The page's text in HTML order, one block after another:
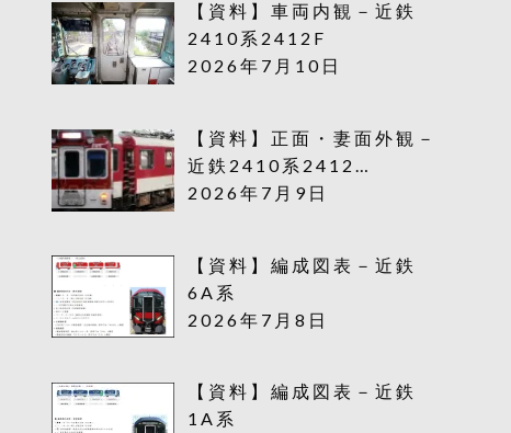
【資料】車両内観－近鉄
2410系2412F
2026年7月10日
【資料】正面・妻面外観－
近鉄2410系2412…
2026年7月9日
【資料】編成図表－近鉄
6A系
2026年7月8日
【資料】編成図表－近鉄
1A系